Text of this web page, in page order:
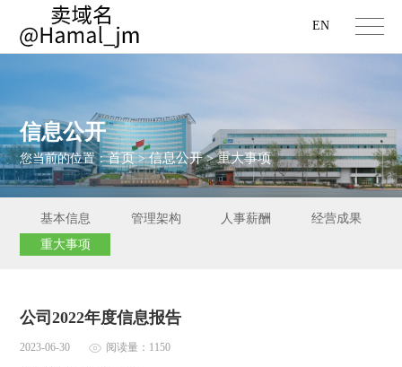
EN
信息公开
您当前的位置：首页>信息公开>重大事项
基本信息 管理架构 人事薪酬
经营成果
重大事项
公司2022年度信息报告
2023-06-30 阅读量：1150